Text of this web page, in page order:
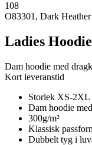
108
O83301, Dark Heather
Ladies
Dam hoodie med
Kort leveranstid
Storlek XS-2XL
Dam hoodie
300g/m²
Klassisk
Dubbelt tyg i